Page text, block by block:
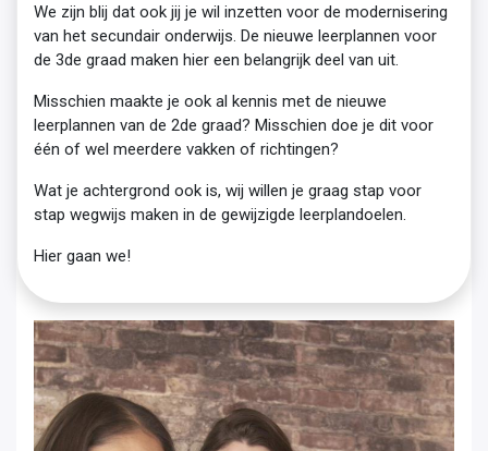
We zijn blij dat ook jij je wil inzetten voor de modernisering
van het secundair onderwijs. De nieuwe leerplannen voor
de 3de graad maken hier een belangrijk deel van uit.
Misschien maakte je ook al kennis met de nieuwe
leerplannen van de 2de graad? Misschien doe je dit voor
één of wel meerdere vakken of richtingen?
Wat je achtergrond ook is, wij willen je graag stap voor
stap wegwijs maken in de gewijzigde leerplandoelen.
Hier gaan we!